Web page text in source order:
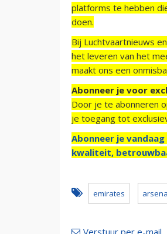
platforms te hebben
doen.
Bij Luchtvaartnieuws
het leveren van het
maakt ons een
Abonneer je voor
Door je te abonneren
je toegang tot
Abonneer je
kwaliteit,
emirates
Verstuur per e-mail